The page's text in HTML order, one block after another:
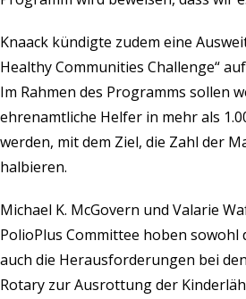
Knaack kündigte zudem eine
Healthy Communities Challenge“
Im Rahmen des Programms sollen
ehrenamtliche Helfer in mehr als
werden, mit dem Ziel, die Zahl der
halbieren.
Michael K. McGovern und Valarie
PolioPlus Committee hoben sowohl
auch die Herausforderungen bei
Rotary zur Ausrottung der